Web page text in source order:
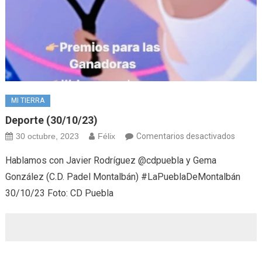
MI TIERRA
Deporte (30/10/23)
30 octubre, 2023 Félix Comentarios desactivadosen
Hablamos con Javier Rodríguez @cdpuebla y Gema
González (C.D. Padel Montalbán) #LaPueblaDeMontalbán
30/10/23 Foto: CD Puebla